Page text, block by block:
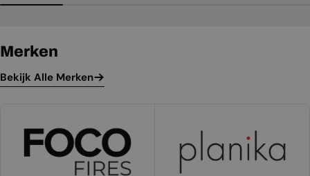
Merken
Bekijk Alle Merken